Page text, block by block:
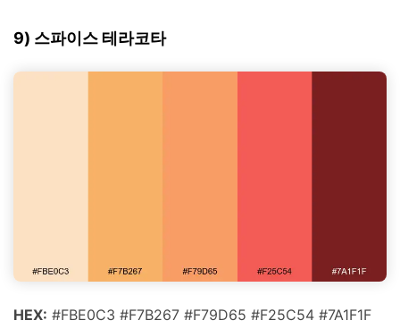
9) 스파이스 테라코타
HEX: #FBE0C3 #F7B267 #F79D65 #F25C54 #7A1F1F